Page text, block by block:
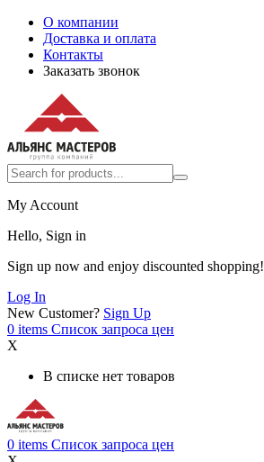
О компании
Доставка и оплата
Контакты
Заказать звонок
My Account
Hello, Sign in
Sign up now and enjoy discounted shopping!
Log In
New Customer? Sign Up
0 items Список запроса цен
X
В списке нет товаров
0 items Список запроса цен